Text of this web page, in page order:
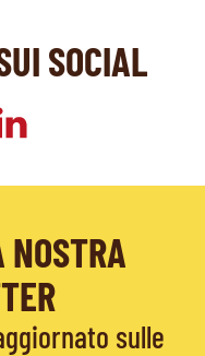
SOCIAL
sulle